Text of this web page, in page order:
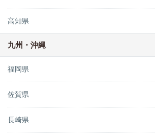
高知県
九州・沖縄
福岡県
佐賀県
長崎県